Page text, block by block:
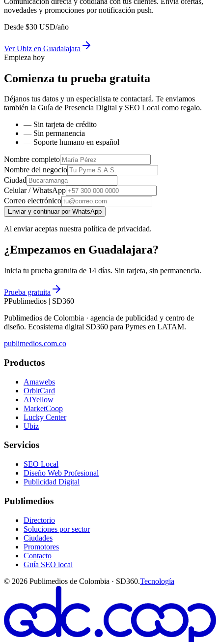
novedades y promociones por notificación push.
Desde $30 USD/año
VerUbiz en Guadalajara
Empieza hoy
Comienza tu prueba gratuita
Déjanos tus datos y un especialista te contactará. Te enviamos
también la Guía de Presencia Digital y SEO Local como regalo.
— Sin tarjeta de crédito
— Sin permanencia
— Soporte humano en español
Nombre completo
Nombre del negocio
Ciudad
Celular / WhatsApp
Correo electrónico
Enviar y continuar por WhatsApp
Al enviar aceptas nuestra política de privacidad.
¿Empezamos en Guadalajara?
Inicia tu prueba gratuita de 14 días. Sin tarjeta, sin permanencia.
Prueba gratuita
PPublimedios | SD360
Publimedios de Colombia · agencia de publicidad y centro de
diseño. Ecosistema digital SD360 para Pymes en LATAM.
publimedios.com.co
Productos
Amawebs
OrbitCard
AiYellow
MarketCoop
Lucky Center
Ubiz
Servicios
SEO Local
Diseño Web Profesional
Publicidad Digital
Publimedios
Directorio
Soluciones por sector
Ciudades
Promotores
Contacto
Guía SEO local
© 2026 Publimedios de Colombia · SD360.Tecnología